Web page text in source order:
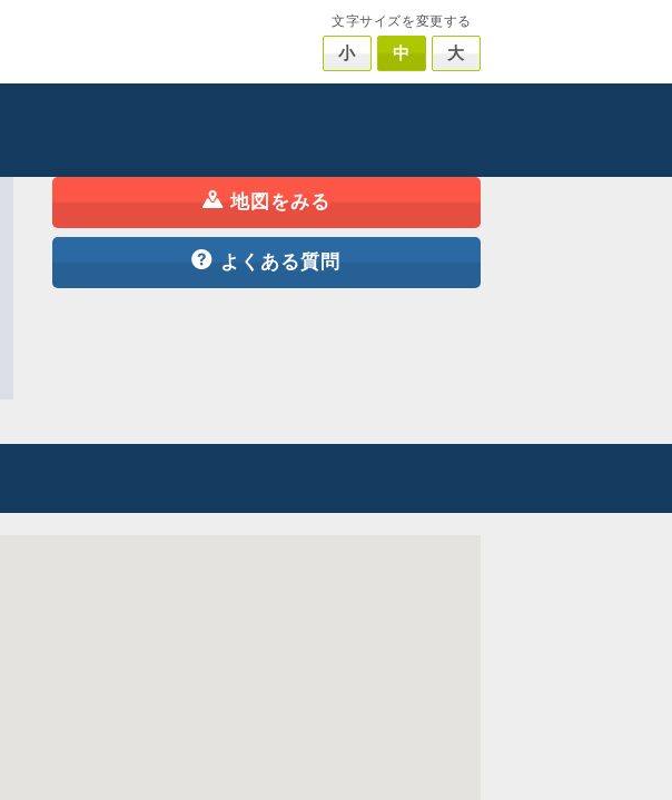
文字サイズを変更する
小 中 大
地図をみる
よくある質問